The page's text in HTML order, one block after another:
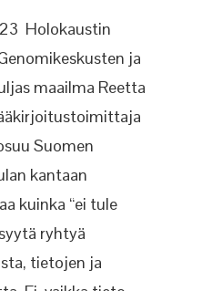
Holokaustin
ja
maailma Reetta
Suomen
kantaan
kuinka “ei tule
ryhtyä
tietojen ja